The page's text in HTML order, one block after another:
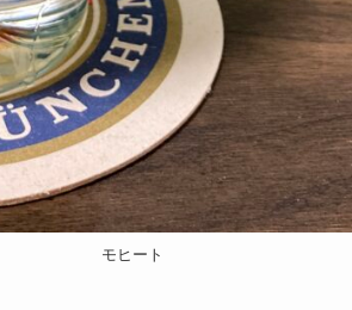
モヒート